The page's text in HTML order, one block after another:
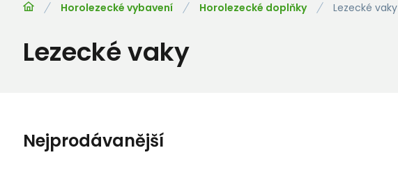
Horolezecké vybavení Horolezecké doplňky Lezecké vaky
Lezecké vaky
Nejprodávanější